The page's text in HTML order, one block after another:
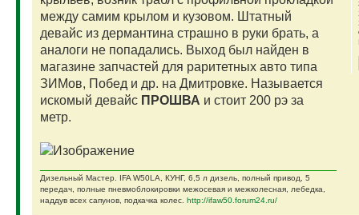
между самим крылом и кузовом. Штатный
девайс из дермантина страшно в руки брать, а
аналоги не попадались. Выход был найден в
магазине запчастей для раритетных авто типа
ЗИМов, Побед и др. на Дмитровке. Называется
искомый девайс ПРОШВА и стоит 200 рэ за
метр.
Дизельный Мастер. IFA W50LA, КУНГ, 6,5 л дизель, полный привод, 5
передач, полные пневмоблокировки межосевая и межколесная, лебедка,
наддув всех сапунов, подкачка колес. http://ifaw50.forum24.ru/